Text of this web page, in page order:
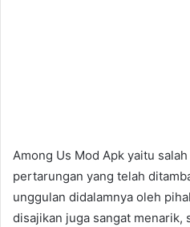
Among Us Mod Apk yaitu
pertarungan yang telah
unggulan didalamnya oleh
disajikan juga sangat menarik,